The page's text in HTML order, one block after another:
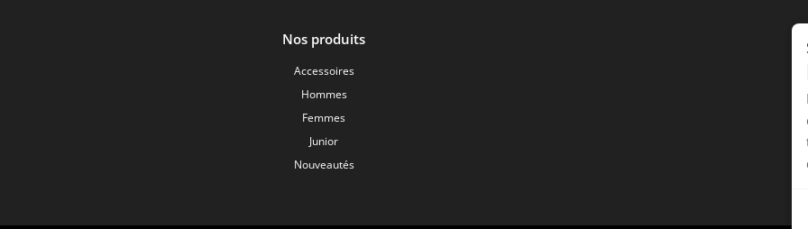
Nos produits
Accessoires
Hommes
Femmes
Junior
Nouveautés